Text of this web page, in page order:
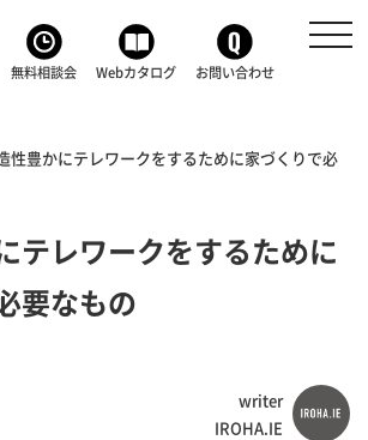
無料相談会 Webカタログ お問い合わせ
性豊かにテレワークをするために家づくりで必
テレワークをするために
要なもの
writer
IROHA.IE